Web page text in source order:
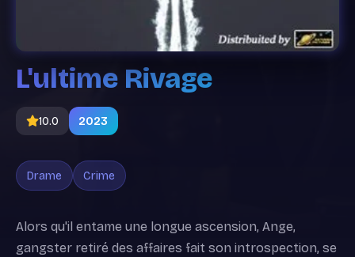
L'ultime Rivage
10.0 2023
Drame Crime
Alors qu'il entame une longue ascension, Ange,
gangster retiré des affaires fait son introspection, se